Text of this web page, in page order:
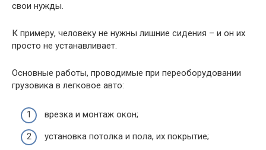
свои нужды.
К примеру, человеку не нужны лишние сидения – и он их
просто не устанавливает.
Основные работы, проводимые при переоборудовании
грузовика в легковое авто:
врезка и монтаж окон;
установка потолка и пола, их покрытие;